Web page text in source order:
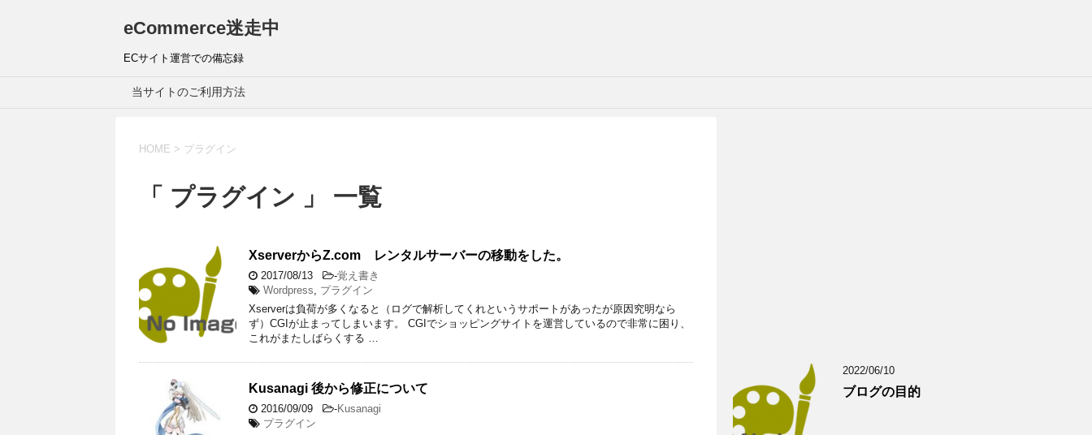
eCommerce迷走中
ECサイト運営での備忘録
当サイトのご利用方法
HOME > プラグイン
「 プラグイン 」 一覧
XserverからZ.com レンタルサーバーの移動をした。
2017/08/13 -覚え書き
Wordpress, プラグイン
Xserverは負荷が多くなると（ログで解析してくれというサポートがあったが原因究明なら
ず）CGIが止まってしまいます。 CGIでショッピングサイトを運営しているので非常に困り、
これがまたしばらくする …
Kusanagi 後から修正について
2016/09/09 -Kusanagi
プラグイン
2022/06/10
ブログの目的